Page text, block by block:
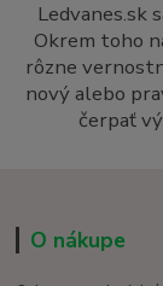
Ledvanes.sk
Okrem toho
rôzne
nový alebo
čerpať
O nákupe